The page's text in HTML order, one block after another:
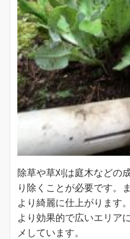
除草や草刈は庭木などの
り除くことが必要です。
より綺麗に仕上がります
より効果的で広いエリア
メしています。